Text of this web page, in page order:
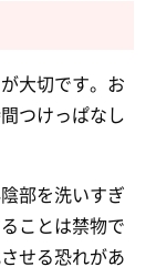
大切です。お
つけっぱなし
部を洗いすぎ
ことは禁物で
せる恐れがあ